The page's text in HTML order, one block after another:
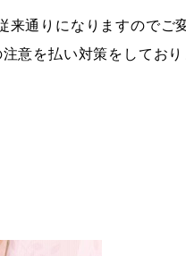
来通りになりますのでご
注意を払い対策をしてお